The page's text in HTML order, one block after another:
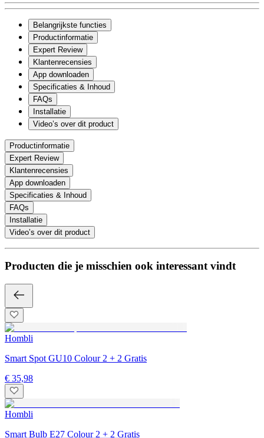
Belangrijkste functies
Productinformatie
Expert Review
Klantenrecensies
App downloaden
Specificaties & Inhoud
FAQs
Installatie
Video’s over dit product
Productinformatie
Expert Review
Klantenrecensies
App downloaden
Specificaties & Inhoud
FAQs
Installatie
Video’s over dit product
Producten die je misschien ook interessant vindt
Hombli
Smart Spot GU10 Colour 2 + 2 Gratis
€ 35,98
Hombli
Smart Bulb E27 Colour 2 + 2 Gratis